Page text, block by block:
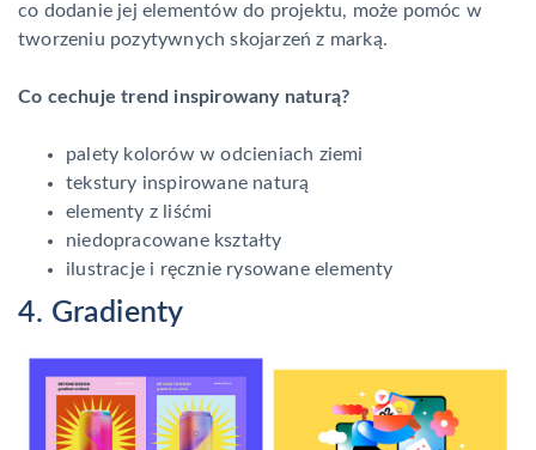
co dodanie jej elementów do projektu, może pomóc w
tworzeniu pozytywnych skojarzeń z marką.
Co cechuje trend inspirowany naturą?
palety kolorów w odcieniach ziemi
tekstury inspirowane naturą
elementy z liśćmi
niedopracowane kształty
ilustracje i ręcznie rysowane elementy
4. Gradienty